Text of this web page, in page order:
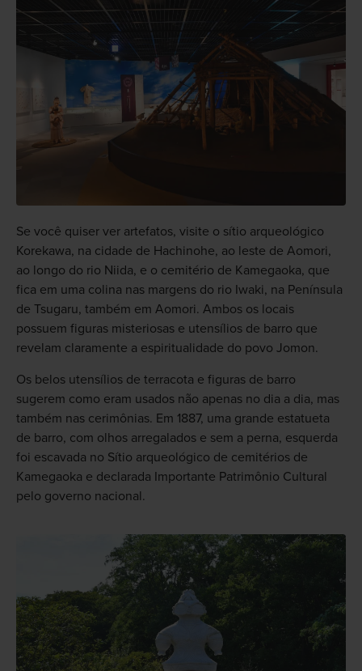
Se você quiser ver artefatos, visite o sítio arqueológico
Korekawa, na cidade de Hachinohe, ao leste de Aomori,
ao longo do rio Niida, e o cemitério de Kamegaoka, que
fica em uma colina nas margens do rio Iwaki, na Península
de Tsugaru, também em Aomori. Ambos os locais
possuem figuras misteriosas e utensílios de barro que
revelam claramente a espiritualidade do povo Jomon.
Os belos utensílios de terracota e figuras de barro
sugerem como eram usados não apenas no dia a dia, mas
também nas cerimônias. Em 1887, uma grande estatueta
de barro, com olhos arregalados e sem a perna, esquerda
foi escavada no Sítio arqueológico de cemitérios de
Kamegaoka e declarada Importante Patrimônio Cultural
pelo governo nacional.